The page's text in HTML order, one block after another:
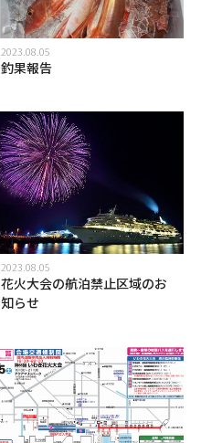
2023.08.05
釣果報告
2023.08.05
花火大会の航泊禁止区域のお
知らせ